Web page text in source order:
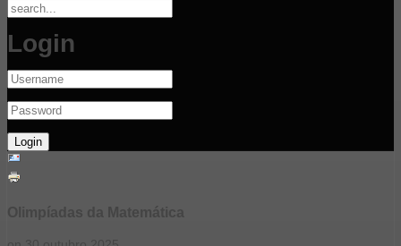
Login
Olimpíadas da Matemática